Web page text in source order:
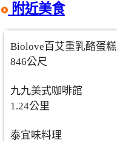
附近美食
Biolove百艾重乳酪蛋糕
846公尺
九九美式咖啡館
1.24公里
泰宜味料理